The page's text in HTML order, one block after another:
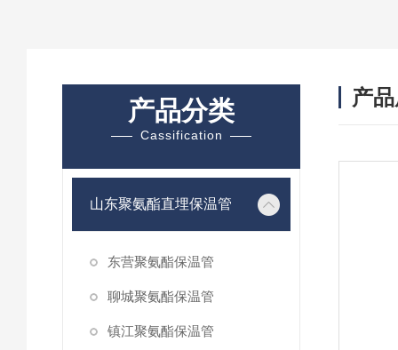
产品分类
Cassification
山东聚氨酯直埋保温管
东营聚氨酯保温管
聊城聚氨酯保温管
镇江聚氨酯保温管
产